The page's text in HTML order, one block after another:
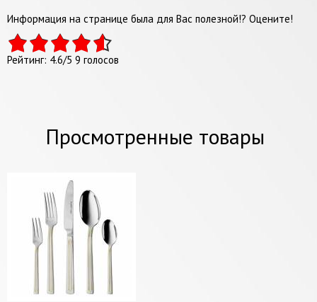
Информация на странице была для Вас полезной!? Оцените!
Рейтинг: 4.6/5 9 голосов
Просмотренные товары